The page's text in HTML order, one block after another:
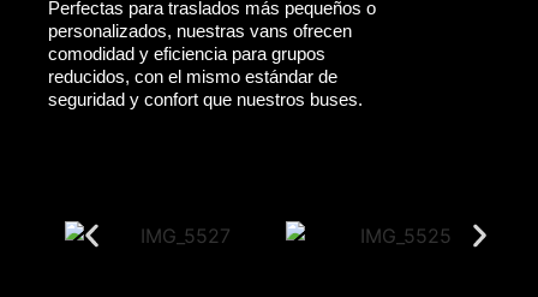
Perfectas para traslados más pequeños o
personalizados, nuestras vans ofrecen
comodidad y eficiencia para grupos
reducidos, con el mismo estándar de
seguridad y confort que nuestros buses.